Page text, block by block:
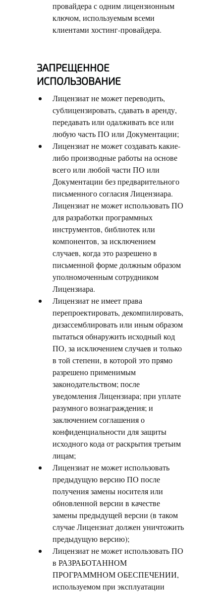
провайдера с одним лицензионным
ключом, используемым всеми
клиентами хостинг-провайдера.
ЗАПРЕЩЕННОЕ
ИСПОЛЬЗОВАНИЕ
Лицензиат не может переводить,
сублицензировать, сдавать в аренду,
передавать или одалживать все или
любую часть ПО или Документации;
Лицензиат не может создавать какие-
либо производные работы на основе
всего или любой части ПО или
Документации без предварительного
письменного согласия Лицензиара.
Лицензиат не может использовать ПО
для разработки программных
инструментов, библиотек или
компонентов, за исключением
случаев, когда это разрешено в
письменной форме должным образом
уполномоченным сотрудником
Лицензиара.
Лицензиат не имеет права
перепроектировать, декомпилировать,
дизассемблировать или иным образом
пытаться обнаружить исходный код
ПО, за исключением случаев и только
в той степени, в которой это прямо
разрешено применимым
законодательством; после
уведомления Лицензиара; при уплате
разумного вознаграждения; и
заключением соглашения о
конфиденциальности для защиты
исходного кода от раскрытия третьим
лицам;
Лицензиат не может использовать
предыдущую версию ПО после
получения замены носителя или
обновленной версии в качестве
замены предыдущей версии (в таком
случае Лицензиат должен уничтожить
предыдущую версию);
Лицензиат не может использовать ПО
в РАЗРАБОТАННОМ
ПРОГРАММНОМ ОБЕСПЕЧЕНИИ,
используемом при эксплуатации